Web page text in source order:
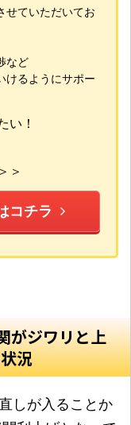
せていただいてお
など
けるようにサポー
い！
＞
コチラ
がジワリと上
況
しが入ることか